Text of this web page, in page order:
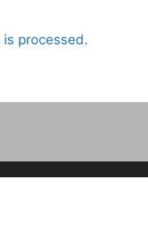
processed.